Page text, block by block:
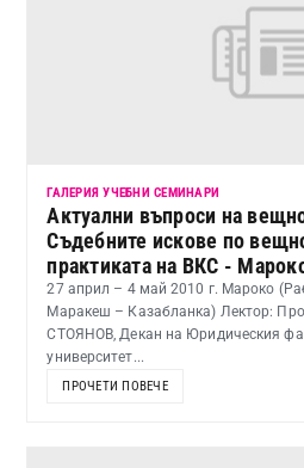
ГАЛЕРИЯ УЧЕБНИ СЕМИНАРИ
Актуални въпроси на
Съдебните искове по
практиката на ВКС -
27 април – 4 май 2010 г. Мароко
Маракеш – Казабланка) Лектор:
СТОЯНОВ, Декан на Юридическия
университет...
ПРОЧЕТИ ПОВЕЧЕ